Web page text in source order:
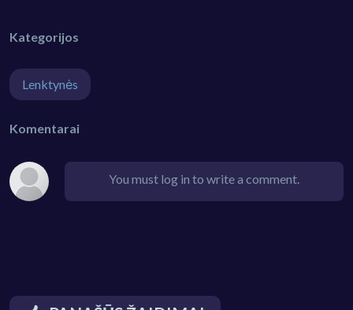
Kategorijos
Lenktynės
Komentarai
You must log in to write a comment.